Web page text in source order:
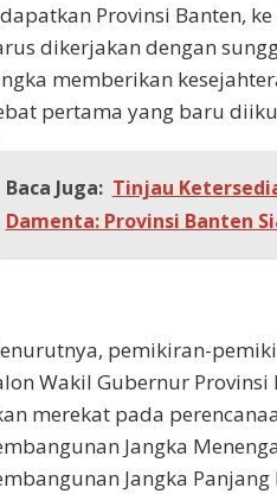
Provinsi Banten,
dikerjakan dengan
memberikan
pertama yang baru
Baca Juga: Tinjau
Damenta: Provinsi Banten
pemikiran-
Wakil Gubernur
merekat pada
Jangka
Jangka